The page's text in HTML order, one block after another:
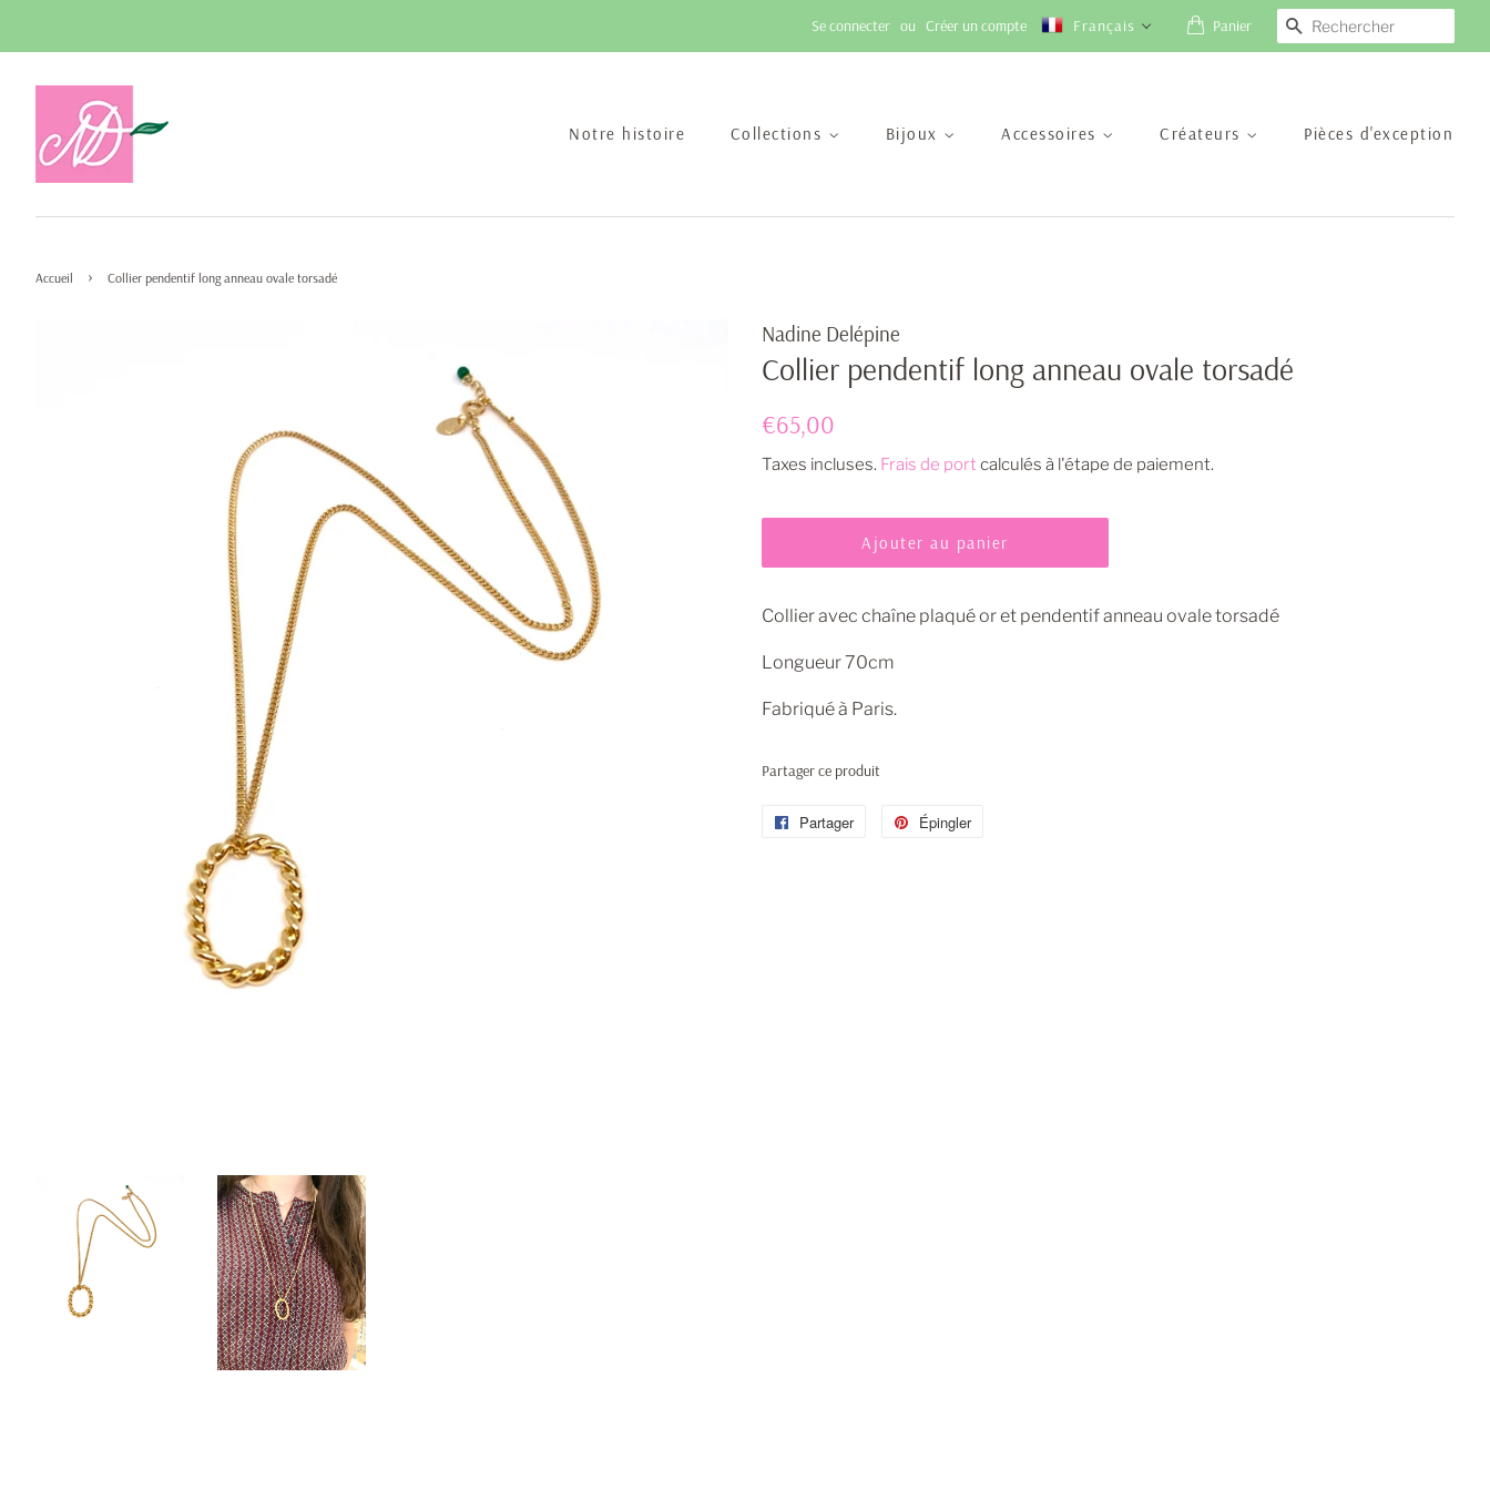
Se connecter ou Créer un compte Français Panier Recherche
Notre histoire Collections Bijoux Accessoires Créateurs Pièces d'exception
Accueil › Collier pendentif long anneau ovale torsadé
Nadine Delépine
Collier pendentif long anneau ovale torsadé
Prix
€65,00
Taxes incluses. Frais de port calculés à l'étape de paiement.
Ajouter au panier
Collier avec chaîne plaqué or et pendentif anneau ovale torsadé
Longueur 70cm
Fabriqué à Paris.
Partager ce produit
Partager
Partager Épingler